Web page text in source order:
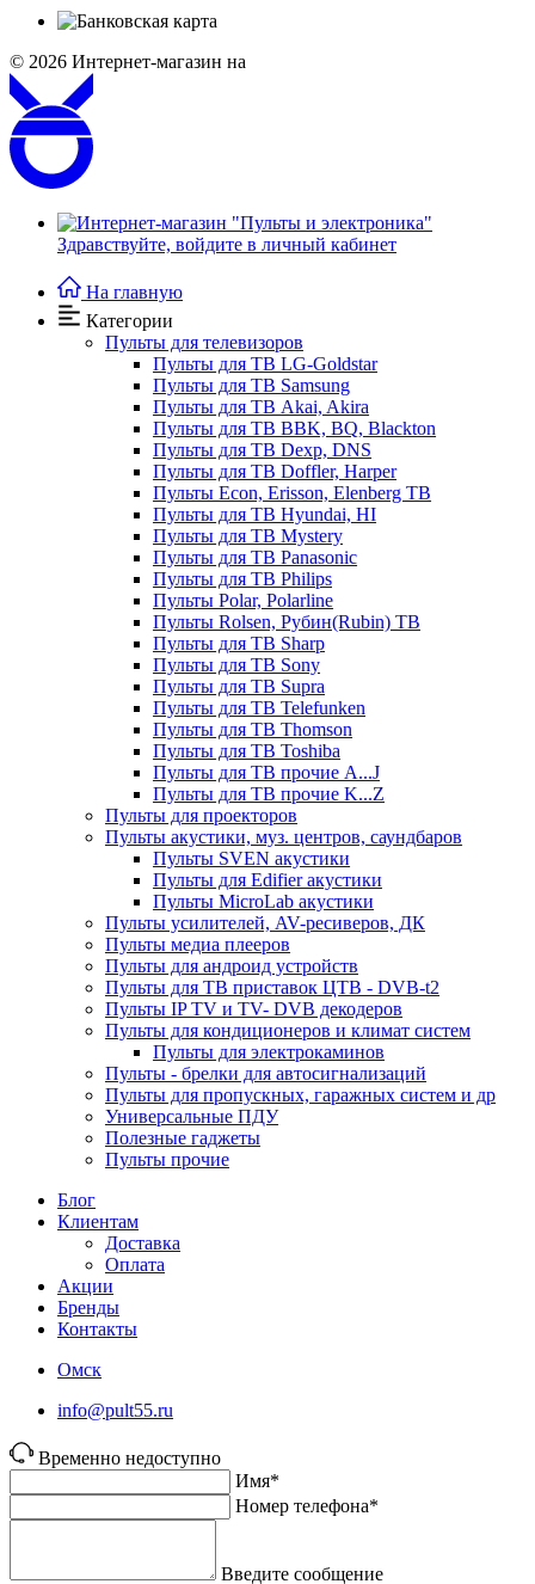
© 2026 Интернет-магазин на
Здравствуйте, войдите в личный кабинет
На главную
Категории
Пульты для телевизоров
Пульты для ТВ LG-Goldstar
Пульты для ТВ Samsung
Пульты для ТВ Akai, Akira
Пульты для ТВ BBK, BQ, Blackton
Пульты для ТВ Dexp, DNS
Пульты для ТВ Doffler, Harper
Пульты Econ, Erisson, Elenberg ТВ
Пульты для ТВ Hyundai, HI
Пульты для ТВ Mystery
Пульты для ТВ Panasonic
Пульты для ТВ Philips
Пульты Polar, Polarline
Пульты Rolsen, Рубин(Rubin) ТВ
Пульты для ТВ Sharp
Пульты для ТВ Sony
Пульты для ТВ Supra
Пульты для ТВ Telefunken
Пульты для ТВ Thomson
Пульты для ТВ Toshiba
Пульты для ТВ прочие A...J
Пульты для ТВ прочие K...Z
Пульты для проекторов
Пульты акустики, муз. центров, саундбаров
Пульты SVEN акустики
Пульты для Edifier акустики
Пульты MicroLab акустики
Пульты усилителей, AV-ресиверов, ДК
Пульты медиа плееров
Пульты для андроид устройств
Пульты для ТВ приставок ЦТВ - DVB-t2
Пульты IP TV и TV- DVB декодеров
Пульты для кондиционеров и климат систем
Пульты для электрокаминов
Пульты - брелки для автосигнализаций
Пульты для пропускных, гаражных систем и др
Универсальные ПДУ
Полезные гаджеты
Пульты прочие
Блог
Клиентам
Доставка
Оплата
Акции
Бренды
Контакты
Омск
info@pult55.ru
Временно недоступно
Имя*
Номер телефона*
Введите сообщение